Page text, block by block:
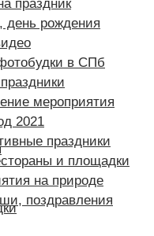
праздник
рождения
в СПб
мероприятия
2021
праздники
и площадки
на природе
поздравления